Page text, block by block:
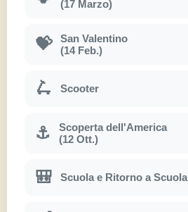
(17 Marzo)
💝
San Valentino
(14 Feb.)
🛴 Scooter
⚓
Scoperta dell'America
(12 Ott.)
🎒 Scuola e Ritorno a Scuola